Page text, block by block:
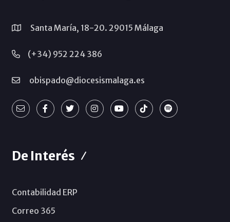
Santa María, 18-20. 29015 Málaga
(+34) 952 224 386
obispado@diocesismalaga.es
De Interés
Contabilidad ERP
Correo 365